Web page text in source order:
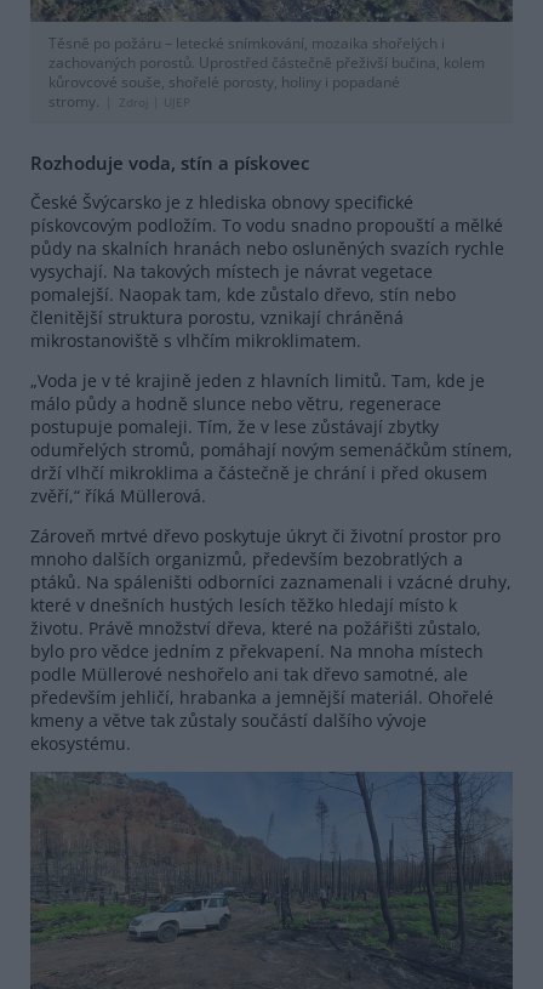
Těsně po požáru – letecké snímkování, mozaika shořelých i
zachovaných porostů. Uprostřed částečně přeživší bučina, kolem
kůrovcové souše, shořelé porosty, holiny i popadané
stromy.
Zdroj | UJEP
Rozhoduje voda, stín a pískovec
České Švýcarsko je z hlediska obnovy specifické
pískovcovým podložím. To vodu snadno propouští a mělké
půdy na skalních hranách nebo osluněných svazích rychle
vysychají. Na takových místech je návrat vegetace
pomalejší. Naopak tam, kde zůstalo dřevo, stín nebo
členitější struktura porostu, vznikají chráněná
mikrostanoviště s vlhčím mikroklimatem.
„Voda je v té krajině jeden z hlavních limitů. Tam, kde je
málo půdy a hodně slunce nebo větru, regenerace
postupuje pomaleji. Tím, že v lese zůstávají zbytky
odumřelých stromů, pomáhají novým semenáčkům stínem,
drží vlhčí mikroklima a částečně je chrání i před okusem
zvěří,“ říká Müllerová.
Zároveň mrtvé dřevo poskytuje úkryt či životní prostor pro
mnoho dalších organizmů, především bezobratlých a
ptáků. Na spáleništi odborníci zaznamenali i vzácné druhy,
které v dnešních hustých lesích těžko hledají místo k
životu. Právě množství dřeva, které na požářišti zůstalo,
bylo pro vědce jedním z překvapení. Na mnoha místech
podle Müllerové neshořelo ani tak dřevo samotné, ale
především jehličí, hrabanka a jemnější materiál. Ohořelé
kmeny a větve tak zůstaly součástí dalšího vývoje
ekosystému.